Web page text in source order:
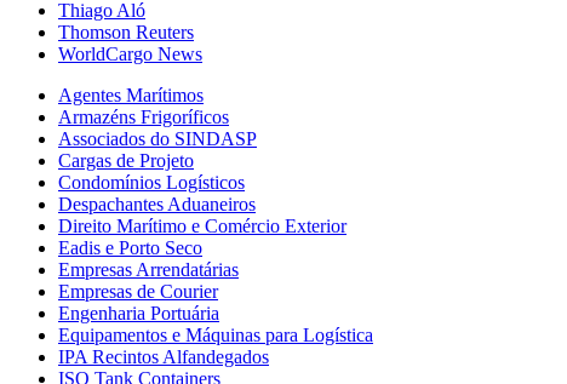
Thiago Aló
Thomson Reuters
WorldCargo News
Agentes Marítimos
Armazéns Frigoríficos
Associados do SINDASP
Cargas de Projeto
Condomínios Logísticos
Despachantes Aduaneiros
Direito Marítimo e Comércio Exterior
Eadis e Porto Seco
Empresas Arrendatárias
Empresas de Courier
Engenharia Portuária
Equipamentos e Máquinas para Logística
IPA Recintos Alfandegados
ISO Tank Containers